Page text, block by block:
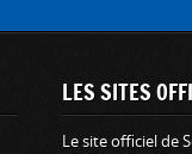
LES SITES
Le site officiel de